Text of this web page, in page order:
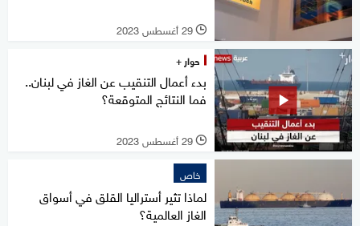
l 29 أغسطس 2023
حوار +
بدء أعمال التنقيب عن الغاز في لبنان..
فما النتائج المتوقعة؟
l 29 أغسطس 2023
خاص
لماذا تثير أستراليا القلق في أسواق
الغاز العالمية؟